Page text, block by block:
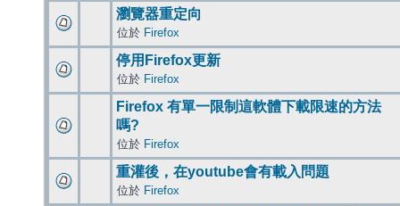
瀏覽器重定向
位於 Firefox
停用Firefox更新
位於 Firefox
Firefox 有單一限制這軟體下載限速的方法
嗎?
位於 Firefox
重灌後，在youtube會有載入問題
位於 Firefox